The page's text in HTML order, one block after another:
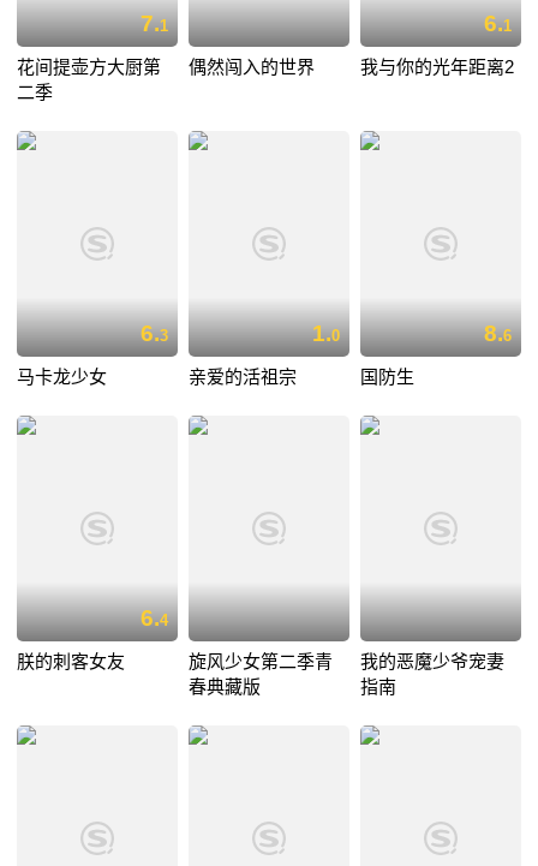
7.1
花间提壶方大厨第
二季
偶然闯入的世界
6.1
我与你的光年距离2
6.3
马卡龙少女
1.0
亲爱的活祖宗
8.6
国防生
6.4
朕的刺客女友
旋风少女第二季青
春典藏版
我的恶魔少爷宠妻
指南